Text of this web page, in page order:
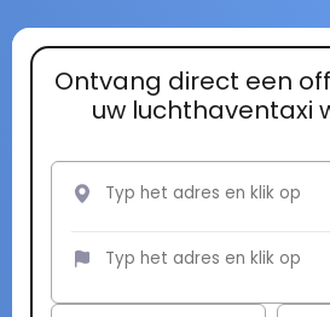
Ontvang direct een
uw luchthaventaxi